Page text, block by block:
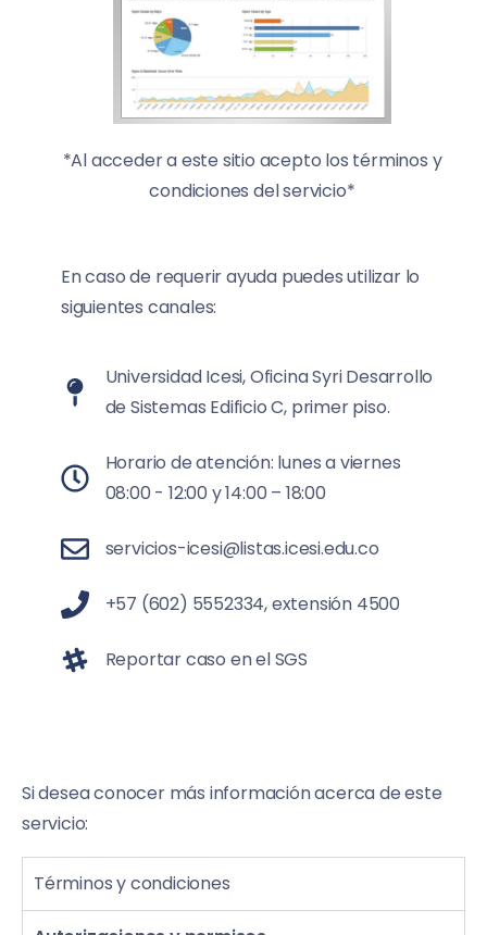
*Al acceder a este sitio acepto los términos y
condiciones del servicio*
En caso de requerir ayuda puedes utilizar lo
siguientes canales:
Universidad Icesi, Oficina Syri Desarrollo
de Sistemas Edificio C, primer piso.
Horario de atención: lunes a viernes
08:00 - 12:00 y 14:00 – 18:00
servicios-icesi@listas.icesi.edu.co
+57 (602) 5552334, extensión 4500
Reportar caso en el SGS
Si desea conocer más información acerca de este
servicio:
Términos y condiciones